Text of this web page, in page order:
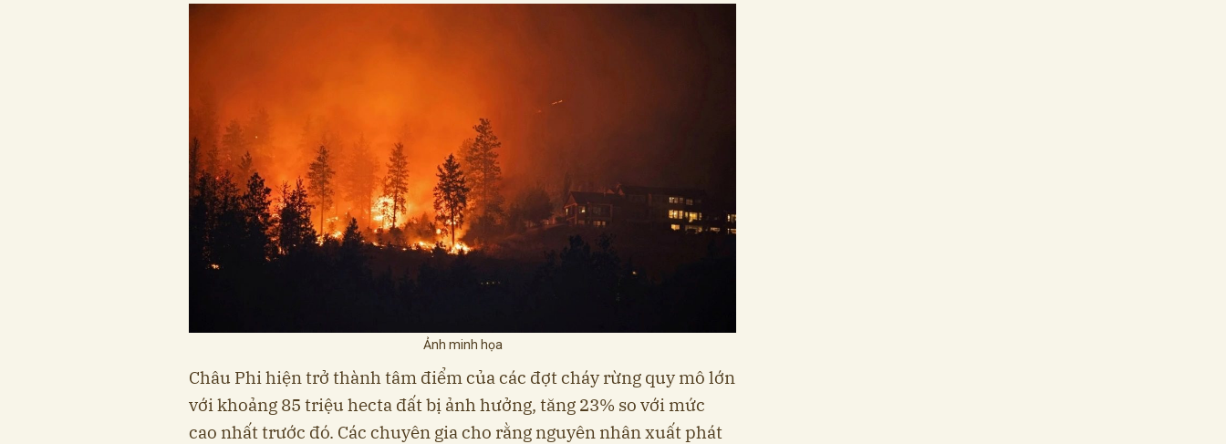
Ảnh minh họa
Châu Phi hiện trở thành tâm điểm của các đợt cháy rừng quy mô lớn
với khoảng 85 triệu hecta đất bị ảnh hưởng, tăng 23% so với mức
cao nhất trước đó. Các chuyên gia cho rằng nguyên nhân xuất phát